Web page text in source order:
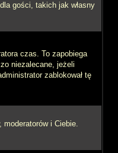
gości, takich jak własny
czas. To zapobiega
niezalecane, jeżeli
zablokował tę
moderatorów i Ciebie.